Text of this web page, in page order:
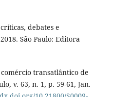
debates e
São Paulo: Editora
transatlântico de
v. 63, n. 1, p. 59-61, Jan.